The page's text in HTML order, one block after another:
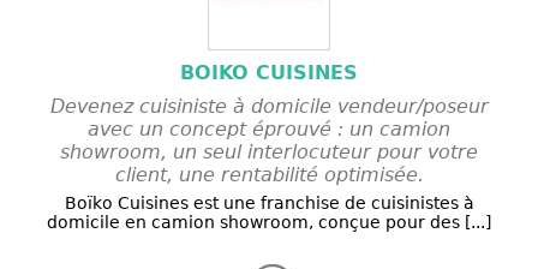
BOIKO CUISINES
Devenez cuisiniste à domicile vendeur/poseur
avec un concept éprouvé : un camion
showroom, un seul interlocuteur pour votre
client, une rentabilité optimisée.
Boïko Cuisines est une franchise de cuisinistes à
domicile en camion showroom, conçue pour des [...]